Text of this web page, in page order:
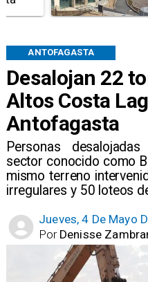
Desalojan 22
Altos Costa
Antofagasta
Personas
sector conocido como
mismo terreno
irregulares y 50 loteos
ANTOFAGASTA
Jueves, 4 De Mayo
Denisse
Por